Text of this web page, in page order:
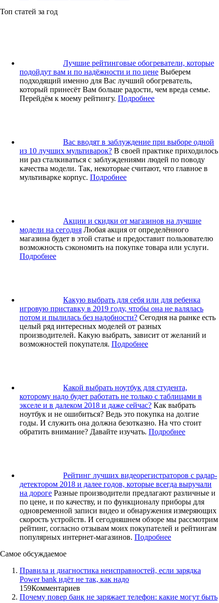
Топ статей за год
Лучшие рейтинговые обогреватели, которые
подойдут вам и по надёжности и по цене Выберем
подходящий именно для Вас лучший обогреватель,
который принесёт Вам больше радости, чем вреда семье.
Перейдём к моему рейтингу. Подробнее
Вас вводят в заблуждение при выборе одной
из 10 лучших мультиварок? В своей практике приходилось
ни раз сталкиваться с заблуждениями людей по поводу
качества модели. Так, некоторые считают, что главное в
мультиварке корпус. Подробнее
Акции и скидки от магазинов на лучшие
модели на сегодня Любая акция от определённого
магазина будет в этой статье и предоставит пользователю
возможность сэкономить на покупке товара или услуги.
Подробнее
Какую выбрать для себя или для ребенка
игровую приставку в 2019 году, чтобы она не валялась
потом и пылилась без надобности? Сегодня на рынке есть
целый ряд интересных моделей от разных
производителей. Какую выбрать, зависит от желаний и
возможностей покупателя. Подробнее
Какой выбрать ноутбук для студента,
которому надо будет работать не только с таблицами в
экселе и в далеком 2018 и даже сейчас? Как выбрать
ноутбук и не ошибиться? Ведь это покупка на долгие
годы. И служить она должна безотказно. На что стоит
обратить внимание? Давайте изучать. Подробнее
Рейтинг лучших видеорегистраторов с радар-
детектором 2018 и далее годов, которые всегда выручали
на дороге Разные производители предлагают различные и
по цене, и по качеству, и по функционалу приборы для
одновременной записи видео и обнаружения измеряющих
скорость устройств. И сегодняшнем обзоре мы рассмотрим
рейтинг, согласно отзывам моих покупателей и рейтингам
популярных интернет-магазинов. Подробнее
Самое обсуждаемое
Правила и диагностика неисправностей, если зарядка
Power bank идёт не так, как надо
159Комментариев
Почему повер банк не заряжает телефон: какие могут быть